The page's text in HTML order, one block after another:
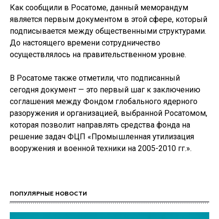
Как сообщили в Росатоме, данный меморандум
является первым документом в этой сфере, который
подписывается между общественными структурами.
До настоящего времени сотрудничество
осуществлялось на правительственном уровне.
В Росатоме также отметили, что подписанный
сегодня документ — это первый шаг к заключению
соглашения между Фондом глобального ядерного
разоружения и организацией, выбранной Росатомом,
которая позволит направлять средства фонда на
решение задач ФЦП «Промышленная утилизация
вооружения и военной техники на 2005-2010 гг.».
ПОПУЛЯРНЫЕ НОВОСТИ